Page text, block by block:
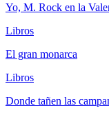
Yo, M. Rock en la
Libros
El gran monarca
Libros
Donde tañen las